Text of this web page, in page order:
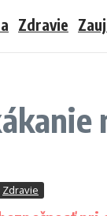
Zdravie
Zdravie